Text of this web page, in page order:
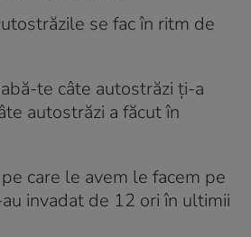
se fac în ritm de
te câte autostrăzi ți-a
autostrăzi a făcut în
care le avem le facem pe
invadat de 12 ori în ultimii